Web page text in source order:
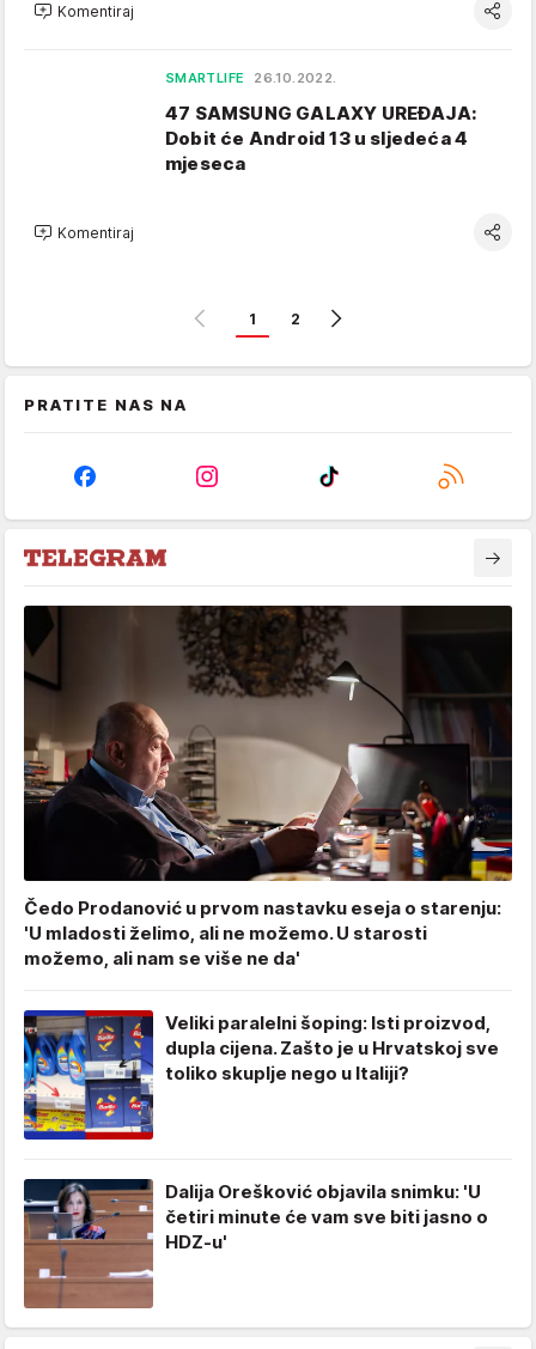
Komentiraj
SMARTLIFE 26.10.2022.
47 SAMSUNG GALAXY UREĐAJA:
Dobit će Android 13 u sljedeća 4
mjeseca
Komentiraj
1 2
PRATITE NAS NA
Čedo Prodanović u prvom nastavku eseja o starenju:
'U mladosti želimo, ali ne možemo. U starosti
možemo, ali nam se više ne da'
Veliki paralelni šoping: Isti proizvod,
dupla cijena. Zašto je u Hrvatskoj sve
toliko skuplje nego u Italiji?
Dalija Orešković objavila snimku: 'U
četiri minute će vam sve biti jasno o
HDZ-u'